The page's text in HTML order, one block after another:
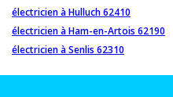
électricien à Hulluch 62410
électricien à Ham-en-Artois 62190
électricien à Senlis 62310